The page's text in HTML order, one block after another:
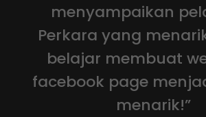
menyampaikan
Perkara yang
belajar membuat
facebook page
menarik!”